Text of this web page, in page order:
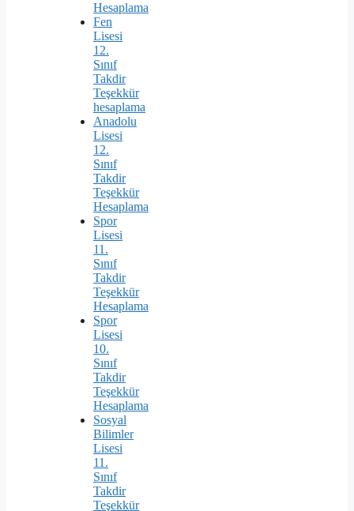
Hesaplama
Fen
Lisesi
12.
Sınıf
Takdir
Teşekkür
hesaplama
Anadolu
Lisesi
12.
Sınıf
Takdir
Teşekkür
Hesaplama
Spor
Lisesi
11.
Sınıf
Takdir
Teşekkür
Hesaplama
Spor
Lisesi
10.
Sınıf
Takdir
Teşekkür
Hesaplama
Sosyal
Bilimler
Lisesi
11.
Sınıf
Takdir
Teşekkür